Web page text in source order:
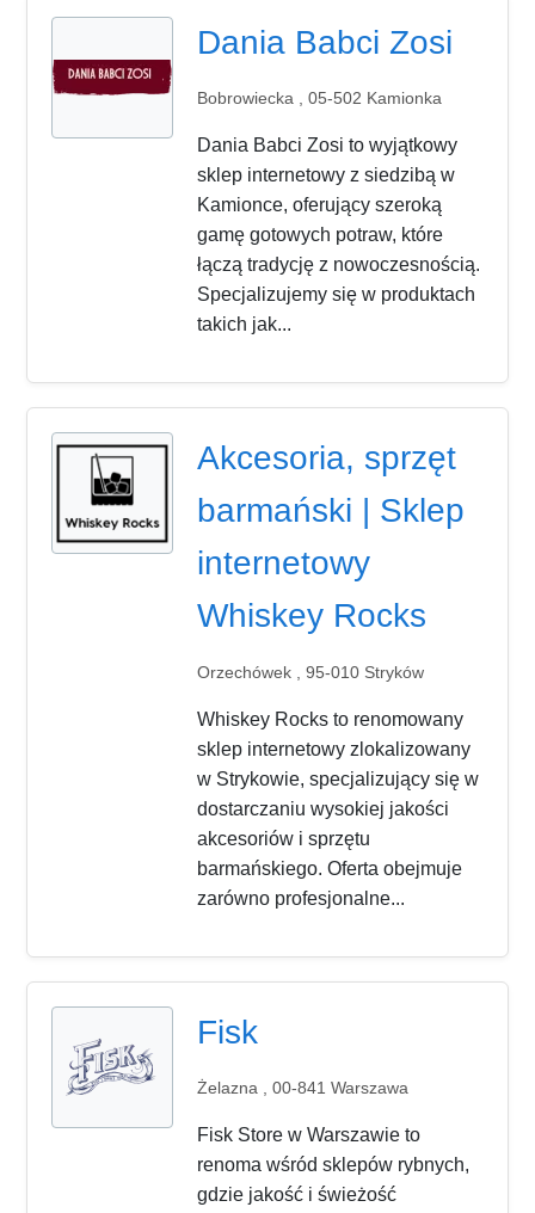
Dania Babci Zosi
Bobrowiecka , 05-502 Kamionka
Dania Babci Zosi to wyjątkowy
sklep internetowy z siedzibą w
Kamionce, oferujący szeroką
gamę gotowych potraw, które
łączą tradycję z nowoczesnością.
Specjalizujemy się w produktach
takich jak...
Akcesoria, sprzęt
barmański | Sklep
internetowy
Whiskey Rocks
Orzechówek , 95-010 Stryków
Whiskey Rocks to renomowany
sklep internetowy zlokalizowany
w Strykowie, specjalizujący się w
dostarczaniu wysokiej jakości
akcesoriów i sprzętu
barmańskiego. Oferta obejmuje
zarówno profesjonalne...
Fisk
Żelazna , 00-841 Warszawa
Fisk Store w Warszawie to
renoma wśród sklepów rybnych,
gdzie jakość i świeżość